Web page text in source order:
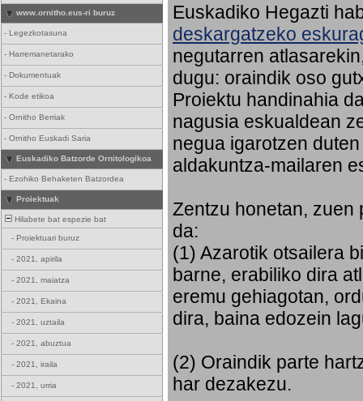
www.ornitho.eus-ri buruz
- Legezkotasuna
- Harremanetarako
- Dokumentuak
- Kode etikoa
- Ornitho Berriak
- Ornitho Euskadi Saria
Euskadiko Batzorde Ornitologikoa
- Ezohiko Behaketen Batzordea
Proiektuak
Hilabete bat espezie bat
- Proiektuari buruz
- 2021, apirila
- 2021, maiatza
- 2021, Ekaina
- 2021, uztaila
- 2021, abuztua
- 2021, iraila
- 2021, urria
Euskadiko Hegazti
deskargatzeko
negutarren
dugu: oraindik oso
Proiektu handinahia
nagusia eskualdean
negua igarotzen
aldakuntza-mailaren
Zentzu honetan, zuen
da:
(1) Azarotik otsailera
barne, erabiliko dira
eremu gehiagotan,
dira, baina edozein
(2) Oraindik parte
har dezakezu.